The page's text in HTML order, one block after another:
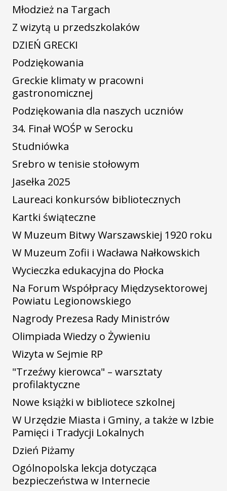
Młodzież na Targach
Z wizytą u przedszkolaków
DZIEŃ GRECKI
Podziękowania
Greckie klimaty w pracowni
gastronomicznej
Podziękowania dla naszych uczniów
34. Finał WOŚP w Serocku
Studniówka
Srebro w tenisie stołowym
Jasełka 2025
Laureaci konkursów bibliotecznych
Kartki świąteczne
W Muzeum Bitwy Warszawskiej 1920 roku
W Muzeum Zofii i Wacława Nałkowskich
Wycieczka edukacyjna do Płocka
Na Forum Współpracy Międzysektorowej
Powiatu Legionowskiego
Nagrody Prezesa Rady Ministrów
Olimpiada Wiedzy o Żywieniu
Wizyta w Sejmie RP
"Trzeźwy kierowca" – warsztaty
profilaktyczne
Nowe książki w bibliotece szkolnej
W Urzędzie Miasta i Gminy, a także w Izbie
Pamięci i Tradycji Lokalnych
Dzień Piżamy
Ogólnopolska lekcja dotycząca
bezpieczeństwa w Internecie